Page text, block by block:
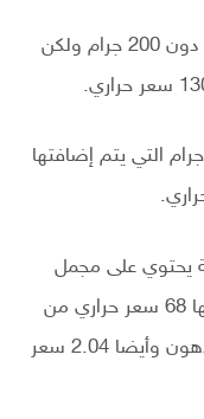
إذا تناولت ثمرة من المانجو والتي تكون دون 200 جرام ولكن
نجد أن معلقة السكر التي تكون بوزن 5 جرام التي يتم إضافتها
يحتوي على مجمل
السعرات الحرارية على 72.45 ويكون منها 68 سعر حراري من
الكربوهيدرات و2.43 سعر حراري من الدهون وأيضا 2.04 سعر